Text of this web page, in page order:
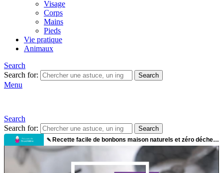
Visage
Corps
Mains
Pieds
Vie pratique
Animaux
Search
Search for:
Search
Menu
Search
Search for:
Search